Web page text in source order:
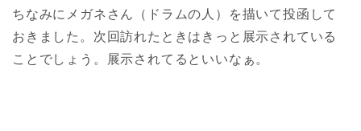
ちなみにメガネさん（ドラムの人）を描いて投函して
おきました。次回訪れたときはきっと展示されている
ことでしょう。展示されてるといいなぁ。